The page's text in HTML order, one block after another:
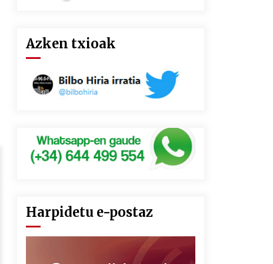
Azken txioak
Harpidetu e-postaz